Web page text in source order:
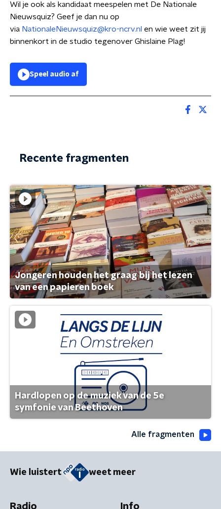
Wil je ook als kandidaat meespelen met De Nationale
Nieuwsquiz? Geef je dan nu op
via NationaleNieuwsquiz@kro-ncrv.nl en wie weet zit jij
binnenkort in de studio tegenover Ghislaine Plag!
Speel audio af
Recente fragmenten
Jongeren houden het graag bij het lezen
van een papieren boek
Hardlopen op de muziek van de 5e
symfonie van Beethoven
Alle fragmenten
Wie luistert weet meer
Radio Info